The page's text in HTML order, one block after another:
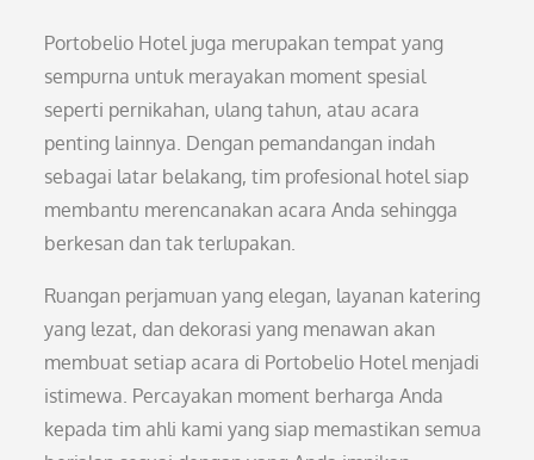
Portobelio Hotel juga merupakan tempat yang
sempurna untuk merayakan moment spesial
seperti pernikahan, ulang tahun, atau acara
penting lainnya. Dengan pemandangan indah
sebagai latar belakang, tim profesional hotel siap
membantu merencanakan acara Anda sehingga
berkesan dan tak terlupakan.
Ruangan perjamuan yang elegan, layanan katering
yang lezat, dan dekorasi yang menawan akan
membuat setiap acara di Portobelio Hotel menjadi
istimewa. Percayakan moment berharga Anda
kepada tim ahli kami yang siap memastikan semua